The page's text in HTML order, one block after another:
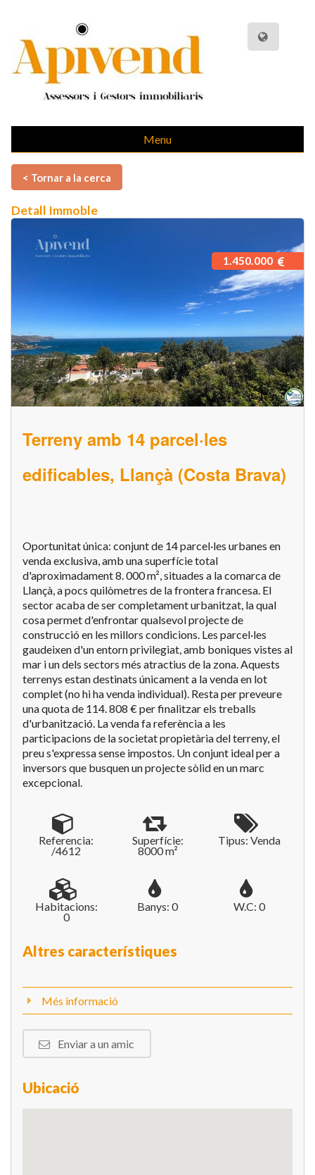
Menu
< Tornar a la cerca
Detall Immoble
Terreny amb 14 parcel·les
edificables, Llançà (Costa Brava)
1.450.000
Oportunitat única: conjunt de 14 parcel·les urbanes en
venda exclusiva, amb una superfície total
d'aproximadament 8. 000 m², situades a la comarca de
Llançà, a pocs quilòmetres de la frontera francesa. El
sector acaba de ser completament urbanitzat, la qual
cosa permet d'enfrontar qualsevol projecte de
construcció en les millors condicions. Les parcel·les
gaudeixen d'un entorn privilegiat, amb boniques vistes al
mar i un dels sectors més atractius de la zona. Aquests
terrenys estan destinats únicament a la venda en lot
complet (no hi ha venda individual). Resta per preveure
una quota de 114. 808 € per finalitzar els treballs
d'urbanització. La venda fa referència a les
participacions de la societat propietària del terreny, el
preu s'expressa sense impostos. Un conjunt ideal per a
inversors que busquen un projecte sòlid en un marc
excepcional.
Referencia:
/4612
Superfície:
8000 m²
Tipus: Venda
Habitacions:
0
Banys: 0 W.C: 0
Altres característiques
Més informació
Enviar a un amic
Ubicació